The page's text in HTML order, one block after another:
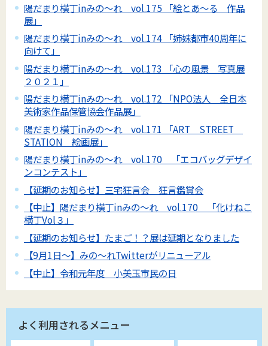
陽だまり横丁inみの～れ vol.175 「絵とあ～る 作品
展」
陽だまり横丁inみの～れ vol.174 「姉妹都市40周年に
向けて」
陽だまり横丁inみの～れ vol.173 「心の風景 写真展
２０２１」
陽だまり横丁inみの～れ vol.172 「NPO法人 全日本
美術家作品保管協会作品展」
陽だまり横丁inみの～れ vol.171 「ART STREET
STATION 絵画展」
陽だまり横丁inみの～れ vol.170 「エコバッグデザイ
ンコンテスト」
【延期のお知らせ】三宅狂言会 狂言鑑賞会
【中止】陽だまり横丁inみの～れ vol.170 「化けねこ
横丁Vol３」
【延期のお知らせ】たまご！？展は延期となりました
【9月1日～】みの～れTwitterがリニューアル
【中止】令和元年度 小美玉市民の日
よく利用されるメニュー